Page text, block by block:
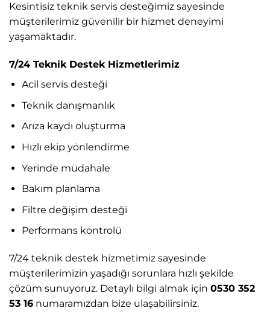
Kesintisiz teknik servis desteğimiz sayesinde
müşterilerimiz güvenilir bir hizmet deneyimi
yaşamaktadır.
7/24 Teknik Destek Hizmetlerimiz
Acil servis desteği
Teknik danışmanlık
Arıza kaydı oluşturma
Hızlı ekip yönlendirme
Yerinde müdahale
Bakım planlama
Filtre değişim desteği
Performans kontrolü
7/24 teknik destek hizmetimiz sayesinde
müşterilerimizin yaşadığı sorunlara hızlı şekilde
çözüm sunuyoruz. Detaylı bilgi almak için 0530 352
53 16 numaramızdan bize ulaşabilirsiniz.